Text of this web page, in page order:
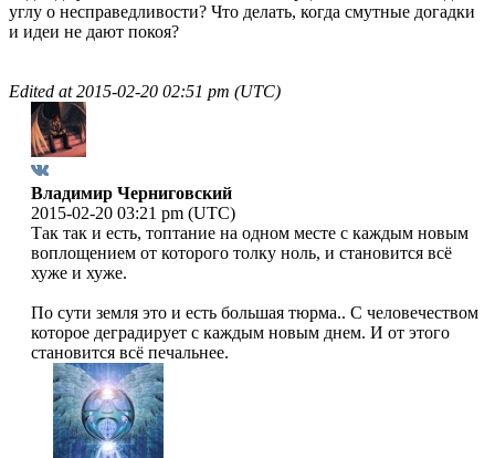
углу о несправедливости? Что делать, когда смутные догадки
и идеи не дают покоя?
Edited at2015-02-20 02:51 pm (UTC)
Владимир Черниговский
2015-02-20 03:21 pm (UTC)
Так так и есть, топтание на одном месте с каждым новым
воплощением от которого толку ноль, и становится всё
хуже и хуже.
По сути земля это и есть большая тюрма.. С человечеством
которое деградирует с каждым новым днем. И от этого
становится всё печальнее.